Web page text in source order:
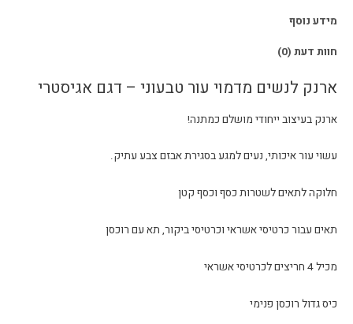
מידע נוסף
חוות דעת (0)
ארנק לנשים מדמוי עור טבעוני – דגם אגיסטרי
ארנק בעיצוב ייחודי מושלם כמתנה!
עשוי עור איכותי, נעים למגע בסגירת אבזם צבע עתיק.
חלוקה לתאים לשטרות כסף וכסף קטן
תאים עבור כרטיסי אשראי וכרטיסי ביקור, תא עם רוכסן
מכיל 4 חריצים לכרטיסי אשראי
כיס גדול רוכסן פנימי